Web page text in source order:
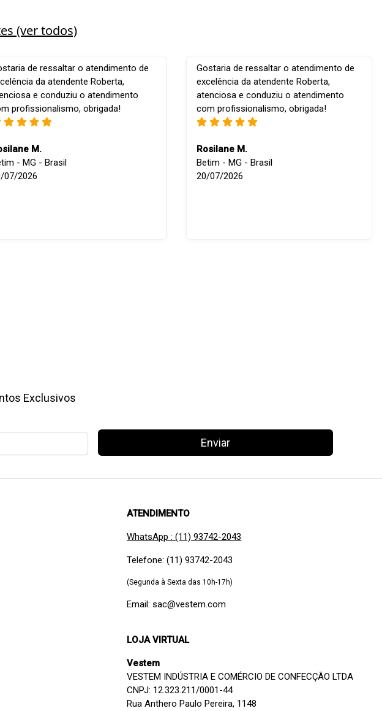
(ver todos)
de ressaltar o atendimento de
da atendente Roberta,
e conduziu o atendimento
profissionalismo, obrigada!
M.
- MG - Brasil
07/2026
Gostaria de ressaltar o atendimento de
excelência da atendente Roberta,
atenciosa e conduziu o atendimento
com profissionalismo, obrigada!
Rosilane M.
Betim - MG - Brasil
20/07/2026
Exclusivos
Enviar
ATENDIMENTO
WhatsApp : (11) 93742-2043
Telefone: (11) 93742-2043
(Segunda à Sexta das 10h-17h)
Email: sac@vestem.com
LOJA VIRTUAL
Vestem
VESTEM INDÚSTRIA E COMÉRCIO DE CONFECÇÃO LTDA
CNPJ: 12.323.211/0001-44
Rua Anthero Paulo Pereira, 1148